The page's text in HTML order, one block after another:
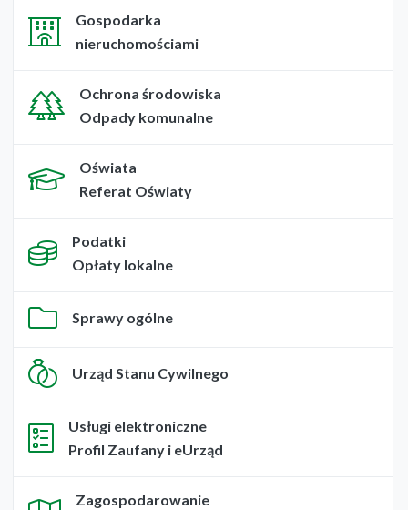
Gospodarka
nieruchomościami
Ochrona środowiska
Odpady komunalne
Oświata
Referat Oświaty
Podatki
Opłaty lokalne
Sprawy ogólne
Urząd Stanu Cywilnego
Usługi elektroniczne
Profil Zaufany i eUrząd
Zagospodarowanie